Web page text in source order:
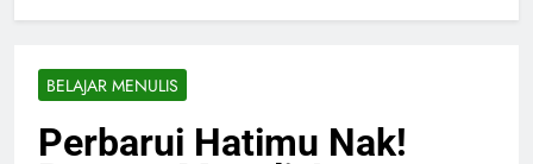
BELAJAR MENULIS
Perbarui Hatimu Nak!